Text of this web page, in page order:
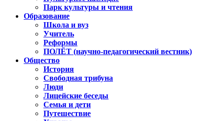
Парк культуры и чтения
Образование
Школа и вуз
Учитель
Реформы
ПОЛЁТ (научно-педагогический вестник)
Общество
История
Свободная трибуна
Люди
Лицейские беседы
Семья и дети
Путешествие